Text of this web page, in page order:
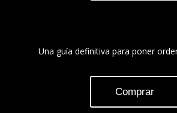
Una guía definitiva para poner
Comprar